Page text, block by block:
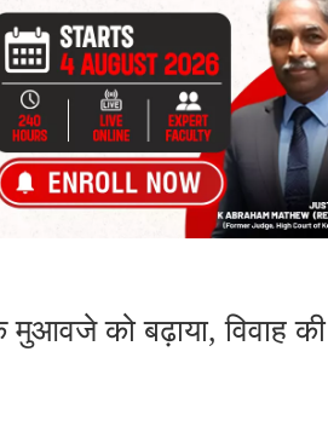
मुआवजे को बढ़ाया, विवाह की